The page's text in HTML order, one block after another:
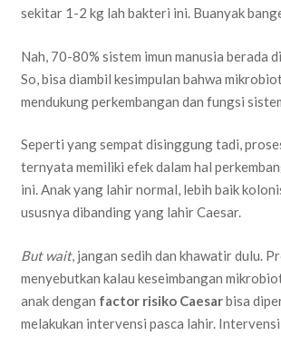
sekitar 1-2 kg lah bakteri ini. Buanyak
Nah, 70-80% sistem imun manusia berada
So, bisa diambil kesimpulan bahwa
mendukung perkembangan dan fungsi
Seperti yang sempat disinggung tadi,
ternyata memiliki efek dalam hal
ini. Anak yang lahir normal, lebih baik
ususnya dibanding yang lahir Caesar.
But wait, jangan sedih dan khawatir dulu.
menyebutkan kalau keseimbangan
anak dengan factor risiko Caesarbisa
melakukan intervensi pasca lahir.